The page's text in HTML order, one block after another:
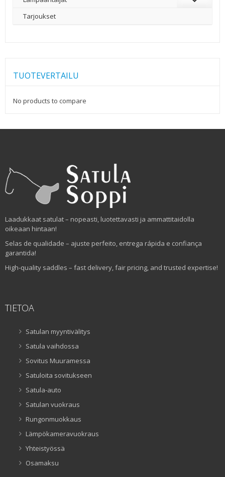
Tarjoukset
TUOTEVERTAILU
No products to compare
Laadukkaat satulat – nopeasti, luotettavasti ja ammattitaidolla
oikeaan hintaan!
Selas de qualidade – ajuste perfeito, entrega rápida e confiança
garantida!
High-quality saddles – fast delivery, fair pricing, and trusted expertise!
TIETOA
Satulan myyntivälitys
Satula vaihdossa
Sovitus Muuramessa
Satuloita sovitukseen
Satula-auto
Satulan vuokraus
Rungonmuokkaus
Lämpökameravuokraus
Yhteistyössä
Osamaksu